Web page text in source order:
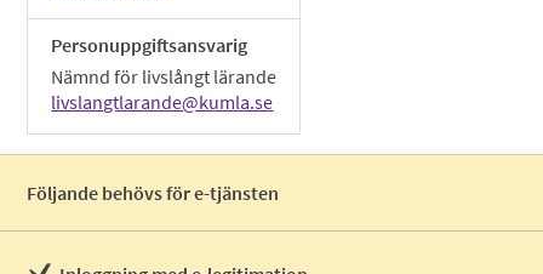
Personuppgiftsansvarig
Nämnd för livslångt lärande
livslangtlarande@kumla.se
Följande behövs för e-tjänsten